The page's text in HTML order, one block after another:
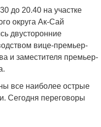
до 20.40 на участке
округа Ак-Сай
двусторонние
вице-премьер-
и заместителя премьер-
все наиболее острые
Сегодня переговоры